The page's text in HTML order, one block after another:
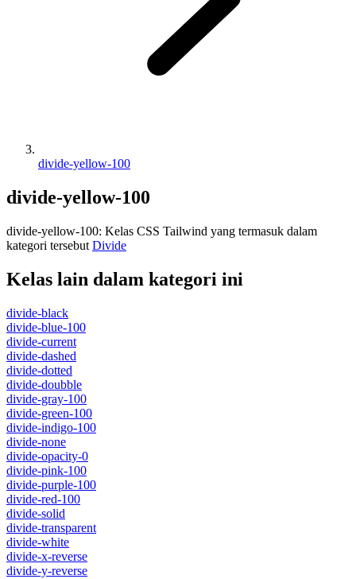
divide-yellow-100
divide-yellow-100
divide-yellow-100: Kelas CSS Tailwind yang termasuk dalam
kategori tersebut Divide
Kelas lain dalam kategori ini
divide-black
divide-blue-100
divide-current
divide-dashed
divide-dotted
divide-doubble
divide-gray-100
divide-green-100
divide-indigo-100
divide-none
divide-opacity-0
divide-pink-100
divide-purple-100
divide-red-100
divide-solid
divide-transparent
divide-white
divide-x-reverse
divide-y-reverse